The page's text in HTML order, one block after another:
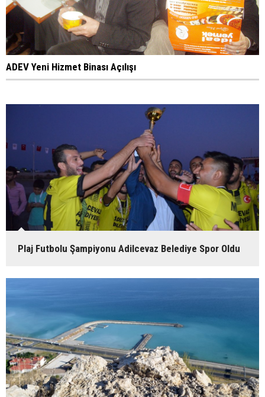
ADEV Yeni Hizmet Binası Açılışı
Plaj Futbolu Şampiyonu Adilcevaz Belediye Spor Oldu